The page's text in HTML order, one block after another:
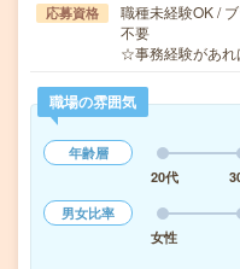
応募資格
職種未経験OK /
不要
☆事務経験があれ
職場の雰囲気
年齢層
20代
男女比率
女性